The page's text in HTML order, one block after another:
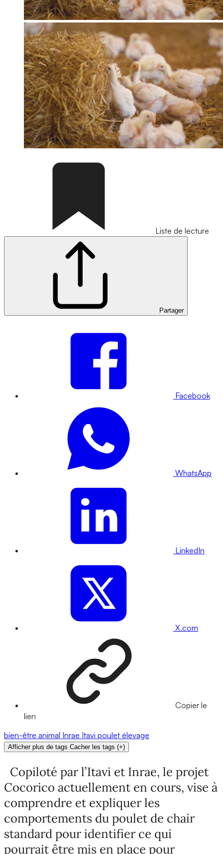
Liste de lecture
Partager
Facebook
WhatsApp
LinkedIn
X.com
Copier le
lien
bien-être animal Inrae Itavi poulet élevage
Afficher plus de tags Cacher les tags (+)
Copiloté par l’Itavi et Inrae, le projet
Cocorico actuellement en cours, vise à
comprendre et expliquer les
comportements du poulet de chair
standard pour identifier ce qui
pourrait être mis en place pour